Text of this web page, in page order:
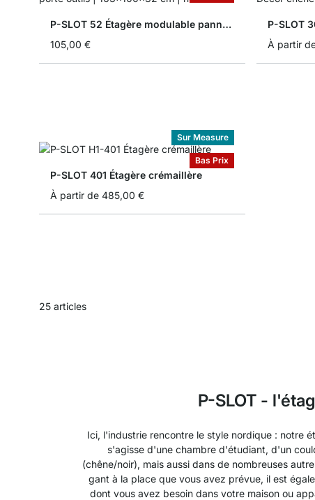
P-SLOT 52 Étagère modulable panneau porte outils
105,00 €
P-SLOT
À partir
Bas Prix
Sur Measure
P-SLOT 401 Étagère crémaillère
À partir de 485,00 €
25 articles
P-SLOT -
Ici, l'industrie rencontre le style nordique : notre
s'agisse d'une chambre d'étudiant, d'un
(chêne/noir), mais aussi dans de nombreuses
gant à la place que vous avez prévue, il est
dont vous avez besoin dans votre maison ou